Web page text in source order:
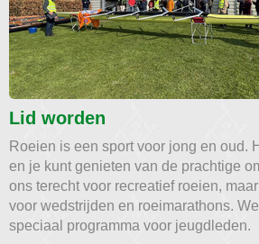
Lid worden
Roeien is een sport voor jong en oud.
en je kunt genieten van de prachtige
ons terecht voor recreatief roeien,
voor wedstrijden en roeimarathons.
speciaal programma voor jeugdleden.